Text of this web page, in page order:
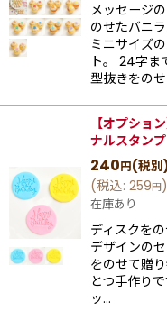
メッセージ
のせたバニ
ミニサイズ
ト。 24字ま
型抜きをの
【オプシ
ナルスタンプ
240円(税
(税込: 259円)
在庫あり
ディスクを
デザインの
をのせて贈
とつ手作り
ッ…